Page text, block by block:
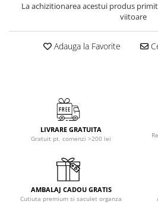
La achizitionarea acestui produs
viitoare
Adauga la Favorite
LIVRARE GRATUITA
Gratuit pt. comenzi >200 lei
AMBALAJ CADOU GRATIS
Cutiuta premium si saculet organza